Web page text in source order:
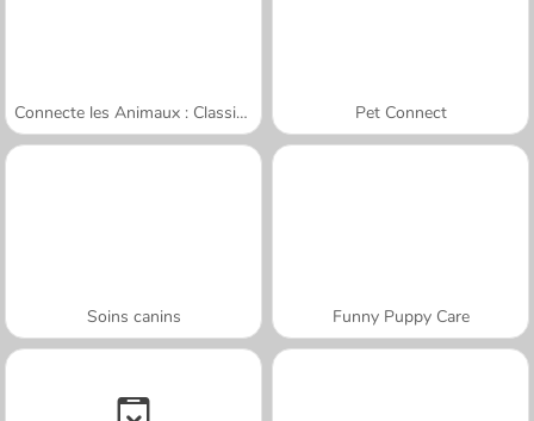
Connecte les Animaux : Classique Pet Connect
Soins canins Funny Puppy Care